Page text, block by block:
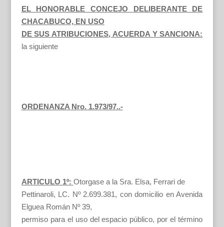
EL HONORABLE CONCEJO DELIBERANTE DE
CHACABUCO, EN USO
DE SUS ATRIBUCIONES, ACUERDA Y SANCIONA:
la siguiente
ORDENANZA Nro. 1.973/97..-
ARTICULO 1º: Otorgase a la Sra. Elsa, Ferrari de
Pettinaroli, LC. Nº 2.699.381, con domicilio en Avenida
Elguea Román Nº 39,
permiso para el uso del espacio público, por el término